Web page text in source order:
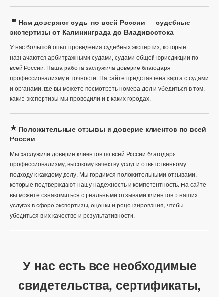
Нам доверяют суды по всей России — судебные
экспертизы от Калининграда до Владивостока
У нас большой опыт проведения судебных экспертиз, которые
назначаются арбитражными судами, судами общей юрисдикции по
всей России. Наша работа заслужила доверие благодаря
профессионализму и точности. На сайте представлена карта с судами
и органами, где вы можете посмотреть номера дел и убедиться в том,
какие экспертизы мы проводили и в каких городах.
Положительные отзывы и доверие клиентов по всей
России
Мы заслужили доверие клиентов по всей России благодаря
профессионализму, высокому качеству услуг и ответственному
подходу к каждому делу. Мы гордимся положительными отзывами,
которые подтверждают нашу надежность и компетентность. На сайте
вы можете ознакомиться с реальными отзывами клиентов о наших
услугах в сфере экспертизы, оценки и рецензирования, чтобы
убедиться в их качестве и результативности.
У нас есть все необходимые
свидетельства, сертификаты,